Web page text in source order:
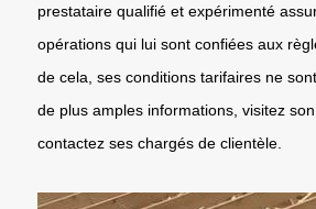
prestataire qualifié et expérimenté
opérations qui lui sont confiées aux
de cela, ses conditions tarifaires ne
de plus amples informations, visitez
contactez ses chargés de clientèle.